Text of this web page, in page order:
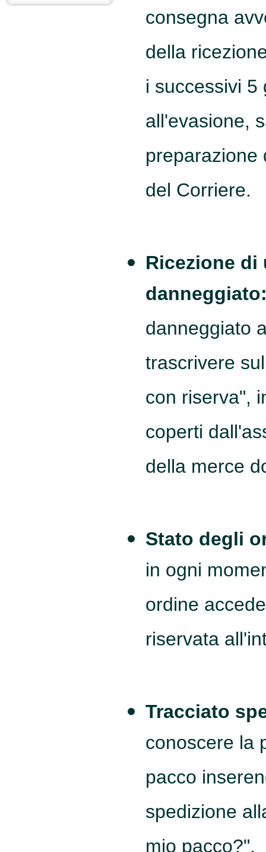
consegna
della
i successivi 5
all'evasione,
preparazione
del Corriere.
Ricezione di
danneggiato
trascrivere
con riserva",
coperti
della merce
Stato degli
in ogni
ordine
riservata
Tracciato
conoscere la
pacco
spedizione